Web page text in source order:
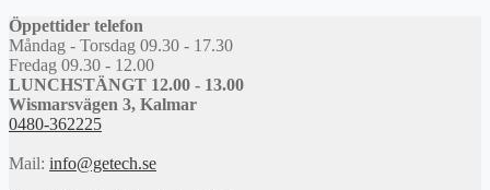
Öppettider telefon
Måndag - Torsdag 09.30 - 17.30
Fredag 09.30 - 12.00
LUNCHSTÄNGT 12.00 - 13.00
Wismarsvägen 3, Kalmar
0480-362225
Mail: info@getech.se